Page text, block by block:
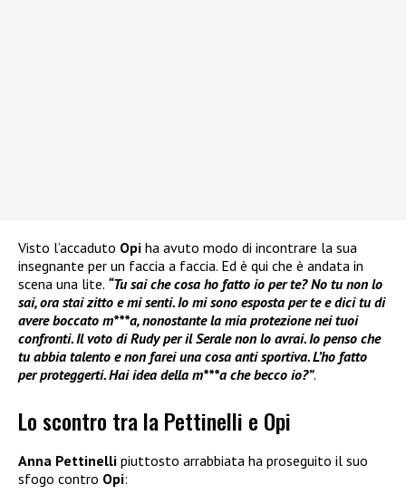
Visto l’accaduto Opi ha avuto modo di incontrare la sua
insegnante per un faccia a faccia. Ed è qui che è andata in
scena una lite. “Tu sai che cosa ho fatto io per te? No tu non lo
sai, ora stai zitto e mi senti. Io mi sono esposta per te e dici tu di
avere boccato m***a, nonostante la mia protezione nei tuoi
confronti. Il voto di Rudy per il Serale non lo avrai. Io penso che
tu abbia talento e non farei una cosa anti sportiva. L’ho fatto
per proteggerti. Hai idea della m***a che becco io?”.
Lo scontro tra la Pettinelli e Opi
Anna Pettinelli piuttosto arrabbiata ha proseguito il suo
sfogo contro Opi: